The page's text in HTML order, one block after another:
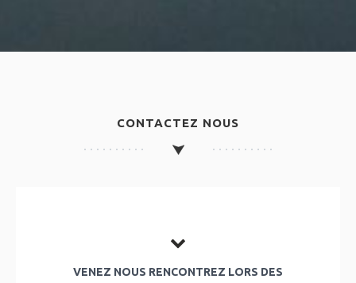
CONTACTEZ NOUS
VENEZ NOUS RENCONTREZ LORS DES